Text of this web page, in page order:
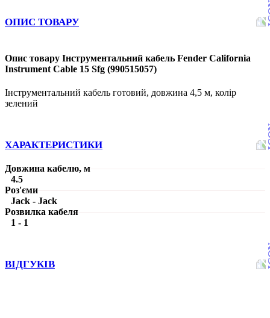
ОПИС ТОВАРУ
Опис товару Інструментальний кабель Fender California
Instrument Cable 15 Sfg (990515057)
Інструментальний кабель готовий, довжина 4,5 м, колір
зелений
ХАРАКТЕРИСТИКИ
Довжина кабелю, м
4.5
Роз'єми
Jack - Jack
Розвилка кабеля
1 - 1
ВІДГУКІВ